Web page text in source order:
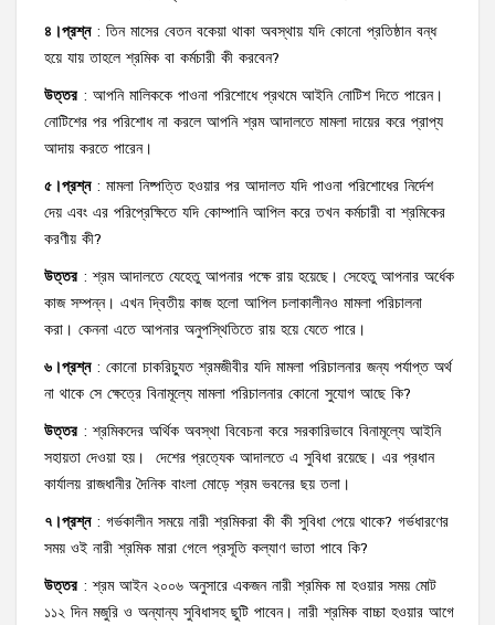
৪।প্রশ্ন: তিন মাসের বেতন বকেয়া থাকা অবস্থায় যদি কোনো প্রতিষ্ঠান বন্ধ
হয়ে যায় তাহলে শ্রমিক বা কর্মচারী কী করবেন?
উত্তর: আপনি মালিককে পাওনা পরিশোধে প্রথমে আইনি নোটিশ দিতে পারেন।
নোটিশের পর পরিশোধ না করলে আপনি শ্রম আদালতে মামলা দায়ের করে প্রাপ্য
আদায় করতে পারেন।
৫।প্রশ্ন: মামলা নিষ্পত্তি হওয়ার পর আদালত যদি পাওনা পরিশোধের নির্দেশ
দেয় এবং এর পরিপ্রেক্ষিতে যদি কোম্পানি আপিল করে তখন কর্মচারী বা শ্রমিকের
করণীয় কী?
উত্তর: শ্রম আদালতে যেহেতু আপনার পক্ষে রায় হয়েছে। সেহেতু আপনার অর্ধেক
কাজ সম্পন্ন। এখন দ্বিতীয় কাজ হলো আপিল চলাকালীনও মামলা পরিচালনা
করা। কেননা এতে আপনার অনুপস্থিতিতে রায় হয়ে যেতে পারে।
৬।প্রশ্ন: কোনো চাকরিচ্যুত শ্রমজীবীর যদি মামলা পরিচালনার জন্য পর্যাপ্ত অর্থ
না থাকে সে ক্ষেত্রে বিনামূল্যে মামলা পরিচালনার কোনো সুযোগ আছে কি?
উত্তর: শ্রমিকদের অর্থিক অবস্থা বিবেচনা করে সরকারিভাবে বিনামূল্যে আইনি
সহায়তা দেওয়া হয়। দেশের প্রত্যেক আদালতে এ সুবিধা রয়েছে। এর প্রধান
কার্যালয় রাজধানীর দৈনিক বাংলা মোড়ে শ্রম ভবনের ছয় তলা।
৭।প্রশ্ন: গর্ভকালীন সময়ে নারী শ্রমিকরা কী কী সুবিধা পেয়ে থাকে? গর্ভধারণের
সময় ওই নারী শ্রমিক মারা গেলে প্রসূতি কল্যাণ ভাতা পাবে কি?
উত্তর: শ্রম আইন ২০০৬ অনুসারে একজন নারী শ্রমিক মা হওয়ার সময় মোট
১১২ দিন মজুরি ও অন্যান্য সুবিধাসহ ছুটি পাবেন। নারী শ্রমিক বাচ্চা হওয়ার আগে